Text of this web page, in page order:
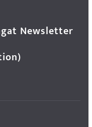
Newsletter